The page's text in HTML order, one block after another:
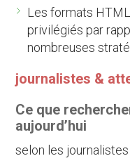
Les formats
privilégiés par
nombreuses
journalistes &
Ce que
aujourd’hui
selon les